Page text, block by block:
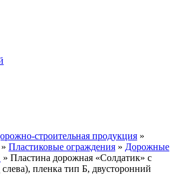
строительная продукция »
» Пластиковые ограждения » Дорожные
» Пластина дорожная «Солдатик» с
пленка тип Б, двусторонний